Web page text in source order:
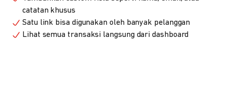
catatan khusus
Satu link bisa digunakan oleh banyak pelanggan
Lihat semua transaksi langsung dari dashboard